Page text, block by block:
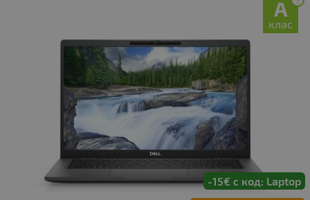
-15€ с код: Laptop
A
клас